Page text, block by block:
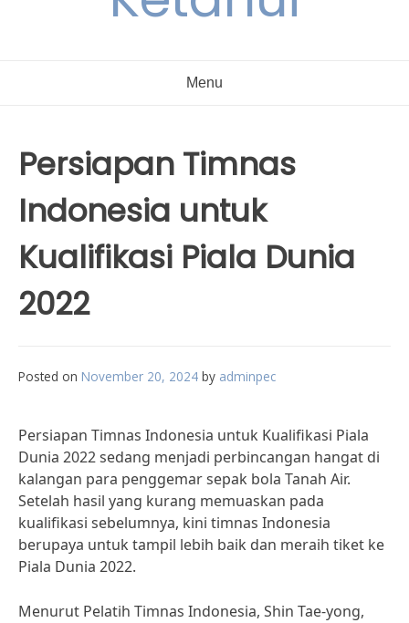
Menu
Persiapan Timnas
Indonesia untuk
Kualifikasi Piala Dunia
2022
Posted on November 20, 2024 by adminpec
Persiapan Timnas Indonesia untuk Kualifikasi Piala
Dunia 2022 sedang menjadi perbincangan hangat di
kalangan para penggemar sepak bola Tanah Air.
Setelah hasil yang kurang memuaskan pada
kualifikasi sebelumnya, kini timnas Indonesia
berupaya untuk tampil lebih baik dan meraih tiket ke
Piala Dunia 2022.
Menurut Pelatih Timnas Indonesia, Shin Tae-yong,